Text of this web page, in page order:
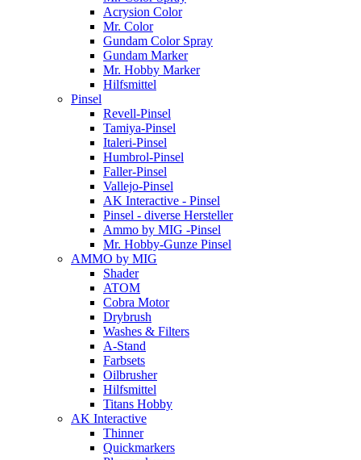
Acrysion Color
Mr. Color
Gundam Color Spray
Gundam Marker
Mr. Hobby Marker
Hilfsmittel
Pinsel
Revell-Pinsel
Tamiya-Pinsel
Italeri-Pinsel
Humbrol-Pinsel
Faller-Pinsel
Vallejo-Pinsel
AK Interactive - Pinsel
Pinsel - diverse Hersteller
Ammo by MIG -Pinsel
Mr. Hobby-Gunze Pinsel
AMMO by MIG
Shader
ATOM
Cobra Motor
Drybrush
Washes & Filters
A-Stand
Farbsets
Oilbrusher
Hilfsmittel
Titans Hobby
AK Interactive
Thinner
Quickmarkers